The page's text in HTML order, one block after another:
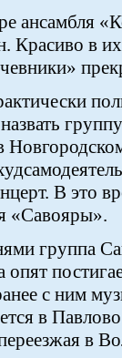
ансамбля
Красиво в
назвать
В это
«Савояры».
группа
опят
с ним
в
в